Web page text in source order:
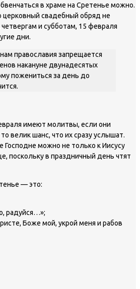
в храме на Сретенье можно.
церковный свадебный обряд не
и субботам, 15 февраля
дни.
православия запрещается
накануне двунадесятых
пожениться за день до
имеют молитвы, если они
велик шанс, что их сразу услышат.
Господне можно не только к Иисусу
поскольку в праздничный день чтят
— это:
радуйся…»;
Боже мой, укрой меня и рабов